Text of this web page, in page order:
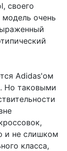
своего
очень
Аdidas'ом
Но таковыми
и не слишком
класса,